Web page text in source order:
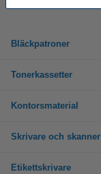
Bläckpatroner
Tonerkassetter
Kontorsmaterial
Skrivare och skanner
Etikettskrivare